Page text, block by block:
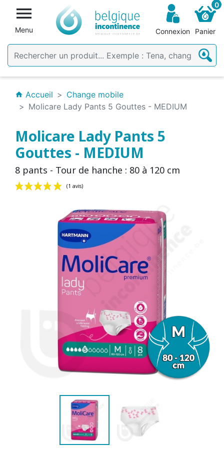

Menu Connexion
0
Panier
home Accueil
Change mobile
Molicare Lady Pants 5 Gouttes - MEDIUM
Molicare Lady Pants 5
Gouttes - MEDIUM
8 pants - Tour de hanche : 80 à 120 cm
(1 avis)